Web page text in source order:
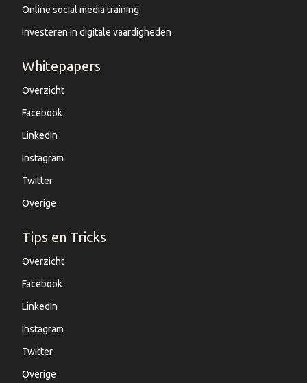
Online social media training
Investeren in digitale vaardigheden
Whitepapers
Overzicht
Facebook
LinkedIn
Instagram
Twitter
Overige
Tips en Tricks
Overzicht
Facebook
LinkedIn
Instagram
Twitter
Overige